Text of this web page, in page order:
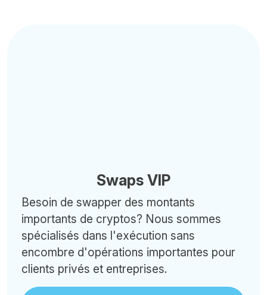
Swaps VIP
Besoin de swapper des montants
importants de cryptos? Nous sommes
spécialisés dans l'exécution sans
encombre d'opérations importantes pour
clients privés et entreprises.